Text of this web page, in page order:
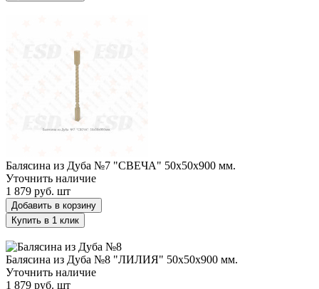
Балясина из Дуба №7 "СВЕЧА" 50х50х900 мм.
Уточнить наличие
1 879 руб. шт
Добавить в корзину
Купить в 1 клик
Балясина из Дуба №8 "ЛИЛИЯ" 50х50х900 мм.
Уточнить наличие
1 879 руб. шт